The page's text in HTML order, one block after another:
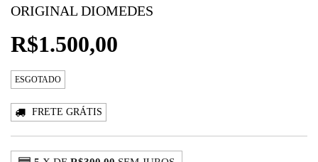
ORIGINAL DIOMEDES
R$1.500,00
ESGOTADO
FRETE GRÁTIS